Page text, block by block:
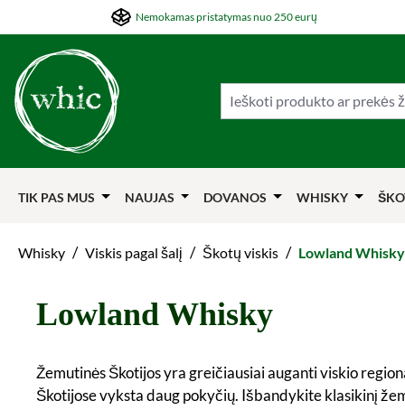
į pagrindinį turinį
Šokti į pagrindinę navigacijąNemokamas pristatymas nuo 250 eurų
TIK PAS MUS NAUJAS DOVANOS WHISKY
Whisky / Viskis pagal šalį / Škotų viskis / Lowland Whisky
Lowland Whisky
Žemutinės Škotijos yra greičiausiai auganti viskio
Škotijose vyksta daug pokyčių. Išbandykite klasikinį